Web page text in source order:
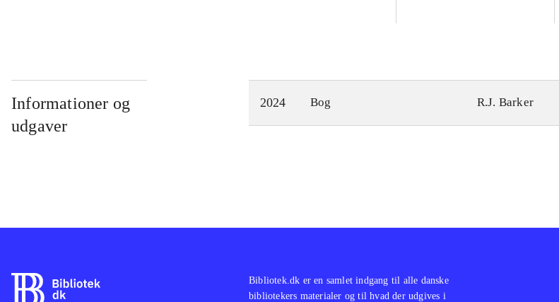
Informationer og
udgaver
2024 Bog R.J. Barker
Bibliotek.dk er en samlet indgang til alle danske
bibliotekers materialer og til hvad der udgives i